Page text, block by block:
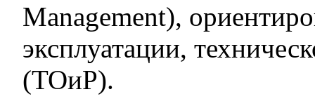
Management),
эксплуатации,
(ТОиР).